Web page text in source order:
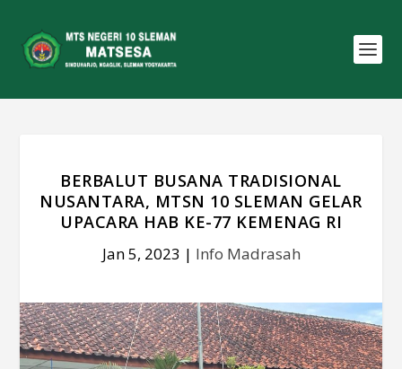
BERBALUT BUSANA TRADISIONAL
NUSANTARA, MTSN 10 SLEMAN GELAR
UPACARA HAB KE-77 KEMENAG RI
Jan 5, 2023 | Info Madrasah